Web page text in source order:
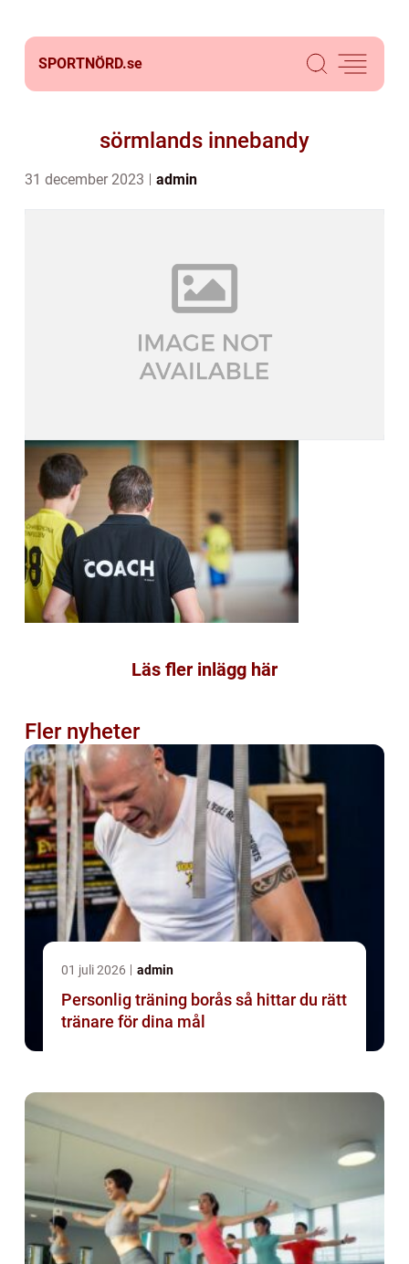
SPORTNÖRD.se
sörmlands innebandy
31 december 2023 admin
Läs fler inlägg här
Fler nyheter
01 juli 2026 admin
Personlig träning borås så hittar du rätt
tränare för dina mål